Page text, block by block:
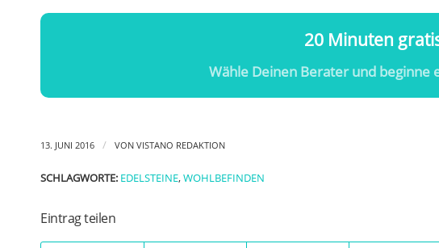
20 Minuten
Wähle Deinen Berater und beginne
13. JUNI 2016 / VON VISTANO REDAKTION
SCHLAGWORTE: EDELSTEINE,WOHLBEFINDEN
Eintrag teilen